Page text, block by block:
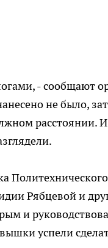
- сообщают
не было,
расстоянии.
Рябцевой и
и
успели